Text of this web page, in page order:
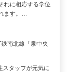
れに相応する学位
ます。…
南北線「泉中央
タッフが元気に